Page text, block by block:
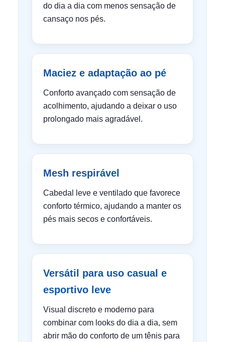
do dia a dia com menos sensação de
cansaço nos pés.
Maciez e adaptação ao pé
Conforto avançado com sensação de
acolhimento, ajudando a deixar o uso
prolongado mais agradável.
Mesh respirável
Cabedal leve e ventilado que favorece
conforto térmico, ajudando a manter os
pés mais secos e confortáveis.
Versátil para uso casual e
esportivo leve
Visual discreto e moderno para
combinar com looks do dia a dia, sem
abrir mão do conforto de um tênis para